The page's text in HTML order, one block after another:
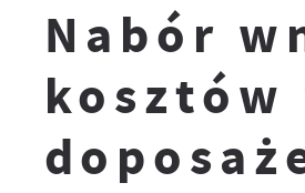
Nabór
kosztów